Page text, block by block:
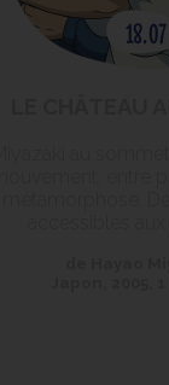
LE CHÂTEAU
Miyazaki au
mouvement, entre
métamorphose.
accessibles aux
Japon, 2005,